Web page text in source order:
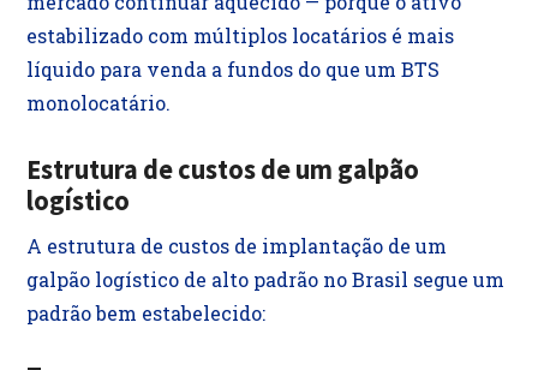
estabilizado com múltiplos locatários é mais
líquido para venda a fundos do que um BTS
monolocatário.
Estrutura de custos de um galpão
logístico
A estrutura de custos de implantação de um
galpão logístico de alto padrão no Brasil segue um
padrão bem estabelecido: